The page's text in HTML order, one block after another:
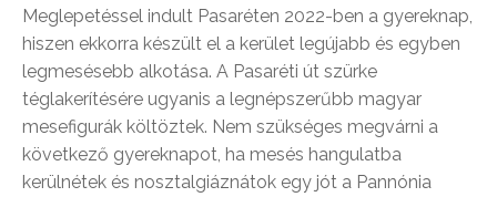
Meglepetéssel indult Pasaréten 2022-ben a gyereknap,
hiszen ekkorra készült el a kerület legújabb és egyben
legmesésebb alkotása. A Pasaréti út szürke
téglakerítésére ugyanis a legnépszerűbb magyar
mesefigurák költöztek. Nem szükséges megvárni a
következő gyereknapot, ha mesés hangulatba
kerülnétek és nosztalgiáznátok egy jót a Pannónia